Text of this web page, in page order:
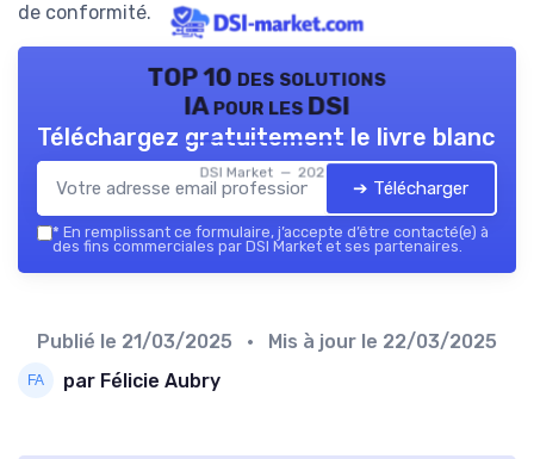
de conformité.
TOP 10 des solutions
IA pour les DSI
DSI Market — 2026
Téléchargez gratuitement le livre blanc
➔ Télécharger
* En remplissant ce formulaire, j’accepte d’être contacté(e) à
des fins commerciales par DSI Market et ses partenaires.
Publié le 21/03/2025 • Mis à jour le 22/03/2025
par Félicie Aubry